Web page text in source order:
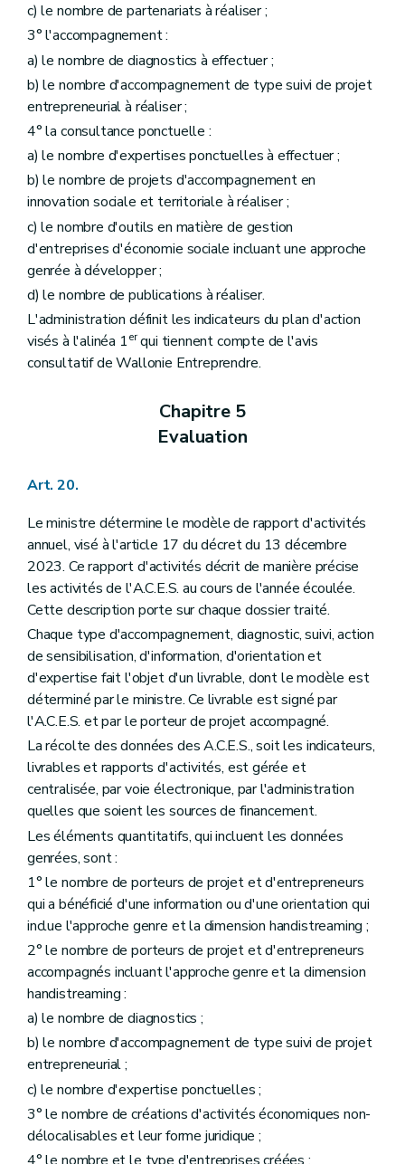
c) le nombre de partenariats à réaliser ;
3° l'accompagnement :
a) le nombre de diagnostics à effectuer ;
b) le nombre d'accompagnement de type suivi de projet
entrepreneurial à réaliser ;
4° la consultance ponctuelle :
a) le nombre d'expertises ponctuelles à effectuer ;
b) le nombre de projets d'accompagnement en
innovation sociale et territoriale à réaliser ;
c) le nombre d'outils en matière de gestion
d'entreprises d'économie sociale incluant une approche
genrée à développer ;
d) le nombre de publications à réaliser.
L'administration définit les indicateurs du plan d'action
visés à l'alinéa 1erqui tiennent compte de l'avis
consultatif de Wallonie Entreprendre.
Chapitre 5
Evaluation
Art. 20.
Le ministre détermine le modèle de rapport d'activités
annuel, visé à l'article 17 du décret du 13 décembre
2023. Ce rapport d'activités décrit de manière précise
les activités de l'A.C.E.S. au cours de l'année écoulée.
Cette description porte sur chaque dossier traité.
Chaque type d'accompagnement, diagnostic, suivi, action
de sensibilisation, d'information, d'orientation et
d'expertise fait l'objet d'un livrable, dont le modèle est
déterminé par le ministre. Ce livrable est signé par
l'A.C.E.S. et par le porteur de projet accompagné.
La récolte des données des A.C.E.S., soit les indicateurs,
livrables et rapports d'activités, est gérée et
centralisée, par voie électronique, par l'administration
quelles que soient les sources de financement.
Les éléments quantitatifs, qui incluent les données
genrées, sont :
1° le nombre de porteurs de projet et d'entrepreneurs
qui a bénéficié d'une information ou d'une orientation qui
inclue l'approche genre et la dimension handistreaming ;
2° le nombre de porteurs de projet et d'entrepreneurs
accompagnés incluant l'approche genre et la dimension
handistreaming :
a) le nombre de diagnostics ;
b) le nombre d'accompagnement de type suivi de projet
entrepreneurial ;
c) le nombre d'expertise ponctuelles ;
3° le nombre de créations d'activités économiques non-
délocalisables et leur forme juridique ;